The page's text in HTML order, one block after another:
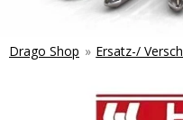
Drago Shop » Ersatz-/